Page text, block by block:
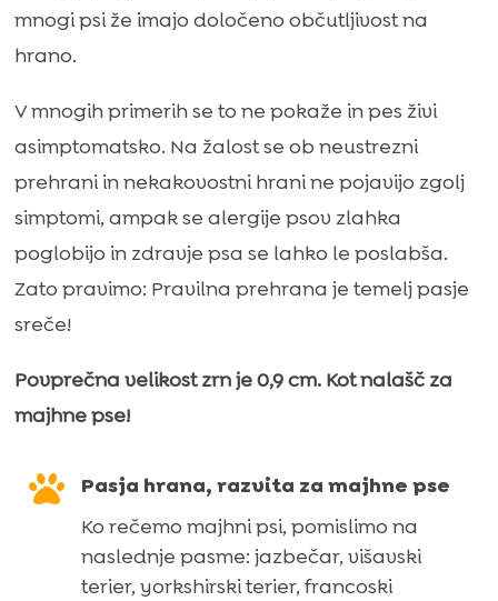
za
pse
jagnjetino
(premium
formula
brez
pšeničnega
glutena
in
piščančjega
mesa)
mnogi psi že imajo določeno občutljivost na
hrano.
V mnogih primerih se to ne pokaže in pes živi
asimptomatsko. Na žalost se ob neustrezni
prehrani in nekakovostni hrani ne pojavijo zgolj
simptomi, ampak se alergije psov zlahka
poglobijo in zdravje psa se lahko le poslabša.
Zato pravimo: Pravilna prehrana je temelj pasje
sreče!
Povprečna velikost zrn je 0,9 cm. Kot nalašč za
majhne pse!

Pasja hrana, razvita za majhne pse
Ko rečemo majhni psi, pomislimo na
naslednje pasme: jazbečar, višavski
terier, yorkshirski terier, francoski